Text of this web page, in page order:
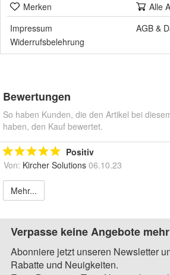
Merken
Alle
Impressum
AGB &
Widerrufsbelehrung
Bewertungen
So haben Kunden, die den Artikel bei
haben, den Kauf bewertet.
Positiv
Von: Kircher Solutions 06.10.23
Mehr...
Verpasse keine Angebote
Abonniere jetzt unseren Newsletter
Rabatte und Neuigkeiten.